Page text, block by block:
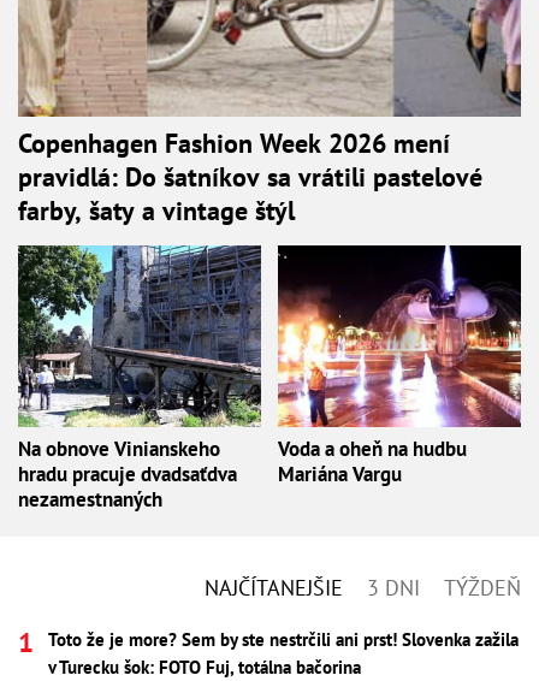
Copenhagen Fashion Week 2026 mení
pravidlá: Do šatníkov sa vrátili pastelové
farby, šaty a vintage štýl
Na obnove Vinianskeho
hradu pracuje dvadsaťdva
nezamestnaných
Voda a oheň na hudbu
Mariána Vargu
NAJČÍTANEJŠIE 3 DNI TÝŽDEŇ
Toto že je more? Sem by ste nestrčili ani prst! Slovenka zažila
v Turecku šok: FOTO Fuj, totálna bačorina